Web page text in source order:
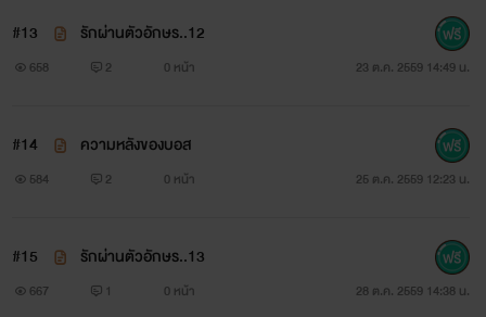
#13 รักผ่านตัวอักษร..12
658 2 0 หน้า 23 ต.ค. 2559 14:49 น.
#14 ความหลังของบอส
584 2 0 หน้า 25 ต.ค. 2559 12:23 น.
#15 รักผ่านตัวอักษร..13
667 1 0 หน้า 28 ต.ค. 2559 14:38 น.